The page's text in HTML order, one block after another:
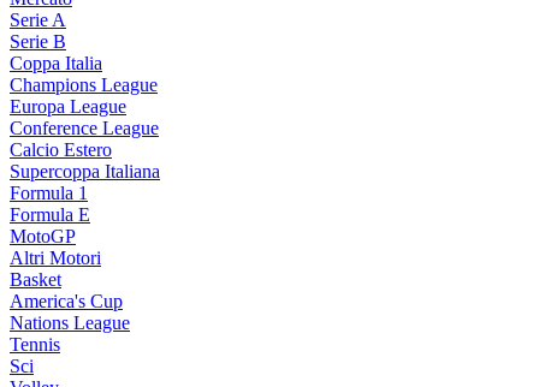
Serie A
Serie B
Coppa Italia
Champions League
Europa League
Conference League
Calcio Estero
Supercoppa Italiana
Formula 1
Formula E
MotoGP
Altri Motori
Basket
America's Cup
Nations League
Tennis
Sci